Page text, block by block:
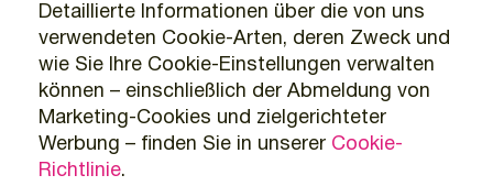
Detaillierte Informationen über die von uns
verwendeten Cookie-Arten, deren Zweck und
wie Sie Ihre Cookie-Einstellungen verwalten
können – einschließlich der Abmeldung von
Marketing-Cookies und zielgerichteter
Werbung – finden Sie in unserer Cookie-
Richtlinie.